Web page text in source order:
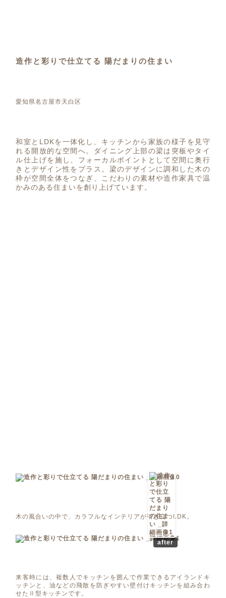
造作と彩りで仕立てる 陽だまりの住まい
愛知県名古屋市天白区
和室とLDKを一体化し、キッチンから家族の様子を見守
れる開放的な空間へ。ダイニング上部の梁は突板やタイ
ル仕上げを施し、フォーカルポイントとして空間に奥行
きとデザイン性をプラス。梁のデザインに調和した木の
枠が空間全体をつなぎ、こだわりの素材や造作家具で温
かみのある住まいを創り上げています。
木の風合いの中で、カラフルなインテリアが引き立つLDK。
after
来客時には、複数人でキッチンを囲んで作業できるアイランドキ
ッチンと、油などの飛散を防ぎやすい壁付けキッチンを組み合わ
せたⅡ型キッチンです。